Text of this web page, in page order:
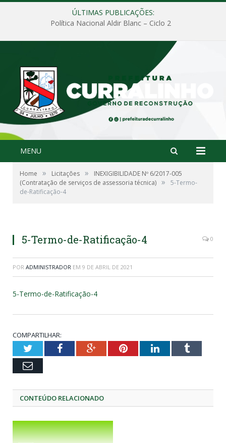
ÚLTIMAS PUBLICAÇÕES:
Política Nacional Aldir Blanc – Ciclo 2
MENU
Home » Licitações »
INEXIGIBILIDADE Nº 6/2017-005
(Contratação de serviços de assessoria técnica) »
5-Termo-
de-Ratificação-4
5-Termo-de-Ratificação-4 0
POR ADMINISTRADOR EM 9 DE ABRIL DE 2021
5-Termo-de-Ratificação-4
COMPARTILHAR:
TwitterFacebookGoogle+PinterestLinkedInTumblr
Email
CONTEÚDO RELACIONADO